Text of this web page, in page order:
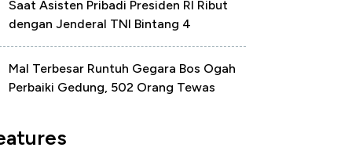
Saat Asisten Pribadi Presiden RI Ribut
dengan Jenderal TNI Bintang 4
Mal Terbesar Runtuh Gegara Bos Ogah
Perbaiki Gedung, 502 Orang Tewas